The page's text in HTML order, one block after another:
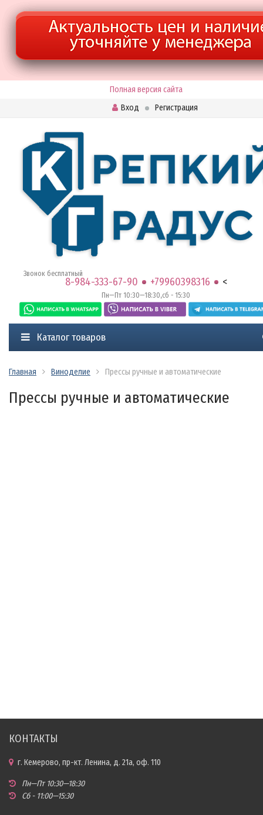
Полная версия сайта
Вход
Регистрация
8-984-333-67-90 +79960398316 <
Звонок бесплатный
Пн—Пт 10:30—18:30,сб - 15:30
Каталог товаров
Главная Виноделие Прессы ручные и автоматические
Прессы ручные и автоматические
КОНТАКТЫ
г. Кемерово, пр-кт. Ленина, д. 21а, оф. 110
Пн—Пт 10:30—18:30
Сб - 11:00—15:30